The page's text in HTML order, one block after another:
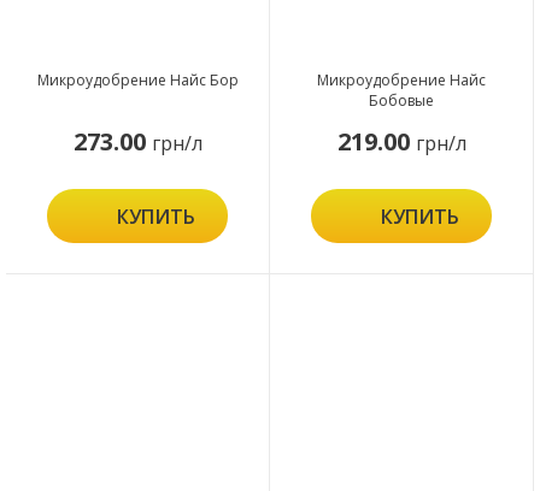
Микроудобрение Найс Бор
273.00 грн/л
КУПИТЬ
Микроудобрение Найс
Бобовые
219.00 грн/л
КУПИТЬ